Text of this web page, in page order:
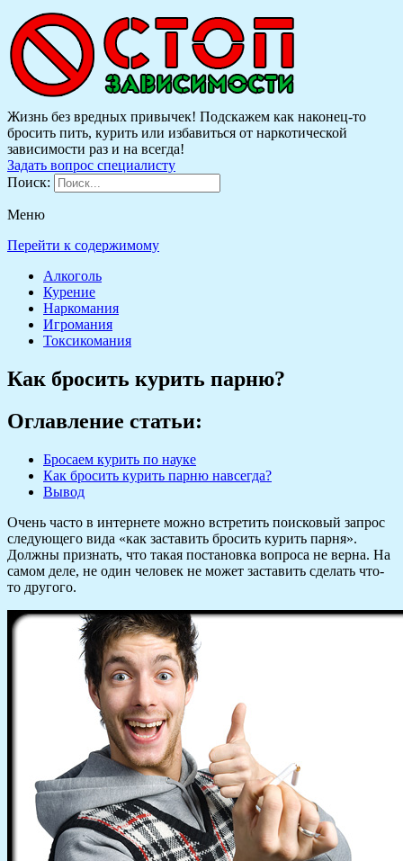
Жизнь без вредных привычек! Подскажем как наконец-то
бросить пить, курить или избавиться от наркотической
зависимости раз и на всегда!
Задать вопрос специалисту
Поиск:
Меню
Перейти к содержимому
Алкоголь
Курение
Наркомания
Игромания
Токсикомания
Как бросить курить парню?
Оглавление статьи:
Бросаем курить по науке
Как бросить курить парню навсегда?
Вывод
Очень часто в интернете можно встретить поисковый запрос
следующего вида «как заставить бросить курить парня».
Должны признать, что такая постановка вопроса не верна. На
самом деле, не один человек не может заставить сделать что-
то другого.